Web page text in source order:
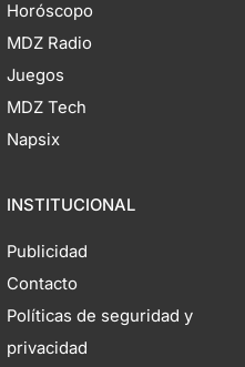
Horóscopo
MDZ Radio
Juegos
MDZ Tech
Napsix
INSTITUCIONAL
Publicidad
Contacto
Políticas de seguridad y
privacidad